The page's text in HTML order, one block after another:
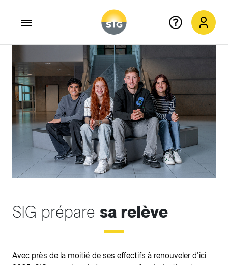
Aller au contenu principal
SIG prépare sa relève
Avec près de la moitié de ses effectifs à renouveler d’ici